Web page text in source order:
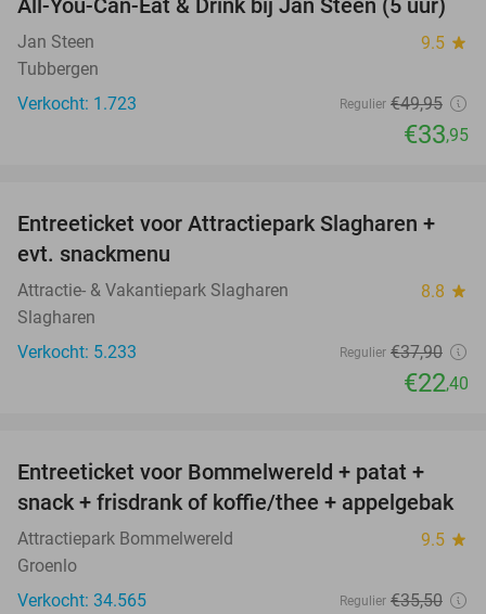
32%
Jan Steen 9.5 star
Tubbergen
Verkocht: 1.723
Regulier €49,95
€33,95
41%
Entreeticket voor Attractiepark Slagharen +
evt. snackmenu
Attractie- & Vakantiepark Slagharen 8.8 star
Slagharen
Verkocht: 5.233
Regulier €37,90
€22,40
23%
Entreeticket voor Bommelwereld + patat +
snack + frisdrank of koffie/thee + appelgebak
Attractiepark Bommelwereld 9.5 star
Groenlo
Verkocht: 34.565
Regulier €35,50